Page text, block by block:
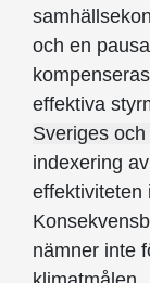
och en
effektiva
Sveriges
indexering
effektiviteten
nämner inte